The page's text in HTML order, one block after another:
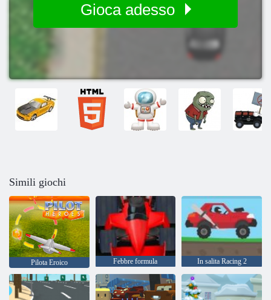
Gioca adesso
Simili giochi
Pilota Eroico Febbre formula In salita Racing 2